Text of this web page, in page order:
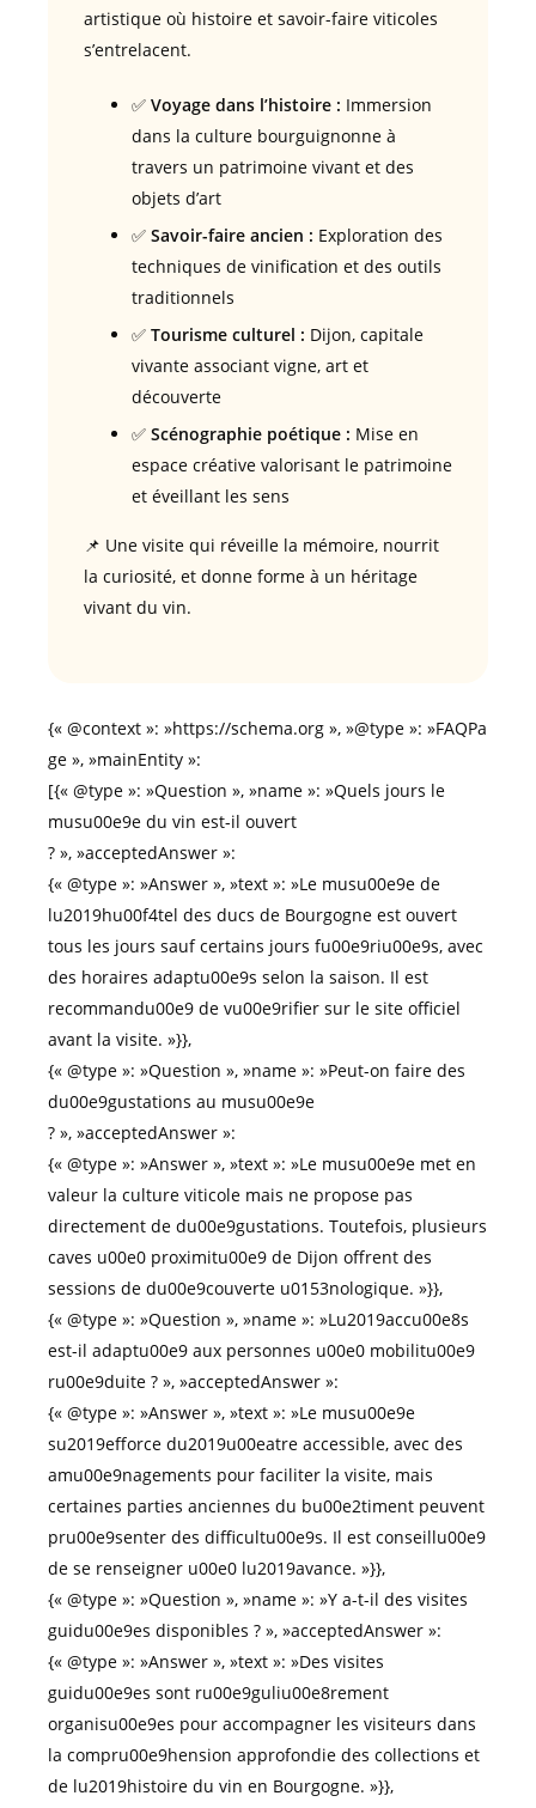
artistique où histoire et savoir-faire viticoles
s’entrelacent.
✅ Voyage dans l’histoire : Immersion
dans la culture bourguignonne à
travers un patrimoine vivant et des
objets d’art
✅ Savoir-faire ancien : Exploration des
techniques de vinification et des outils
traditionnels
✅ Tourisme culturel : Dijon, capitale
vivante associant vigne, art et
découverte
✅ Scénographie poétique : Mise en
espace créative valorisant le patrimoine
et éveillant les sens
📌 Une visite qui réveille la mémoire, nourrit
la curiosité, et donne forme à un héritage
vivant du vin.
{« @context »: »https://schema.org », »@type »: »FAQPa
ge », »mainEntity »:
[{« @type »: »Question », »name »: »Quels jours le
musu00e9e du vin est-il ouvert
? », »acceptedAnswer »:
{« @type »: »Answer », »text »: »Le musu00e9e de
lu2019hu00f4tel des ducs de Bourgogne est ouvert
tous les jours sauf certains jours fu00e9riu00e9s, avec
des horaires adaptu00e9s selon la saison. Il est
recommandu00e9 de vu00e9rifier sur le site officiel
avant la visite. »}},
{« @type »: »Question », »name »: »Peut-on faire des
du00e9gustations au musu00e9e
? », »acceptedAnswer »:
{« @type »: »Answer », »text »: »Le musu00e9e met en
valeur la culture viticole mais ne propose pas
directement de du00e9gustations. Toutefois, plusieurs
caves u00e0 proximitu00e9 de Dijon offrent des
sessions de du00e9couverte u0153nologique. »}},
{« @type »: »Question », »name »: »Lu2019accu00e8s
est-il adaptu00e9 aux personnes u00e0 mobilitu00e9
ru00e9duite ? », »acceptedAnswer »:
{« @type »: »Answer », »text »: »Le musu00e9e
su2019efforce du2019u00eatre accessible, avec des
amu00e9nagements pour faciliter la visite, mais
certaines parties anciennes du bu00e2timent peuvent
pru00e9senter des difficultu00e9s. Il est conseillu00e9
de se renseigner u00e0 lu2019avance. »}},
{« @type »: »Question », »name »: »Y a-t-il des visites
guidu00e9es disponibles ? », »acceptedAnswer »:
{« @type »: »Answer », »text »: »Des visites
guidu00e9es sont ru00e9guliu00e8rement
organisu00e9es pour accompagner les visiteurs dans
la compru00e9hension approfondie des collections et
de lu2019histoire du vin en Bourgogne. »}},